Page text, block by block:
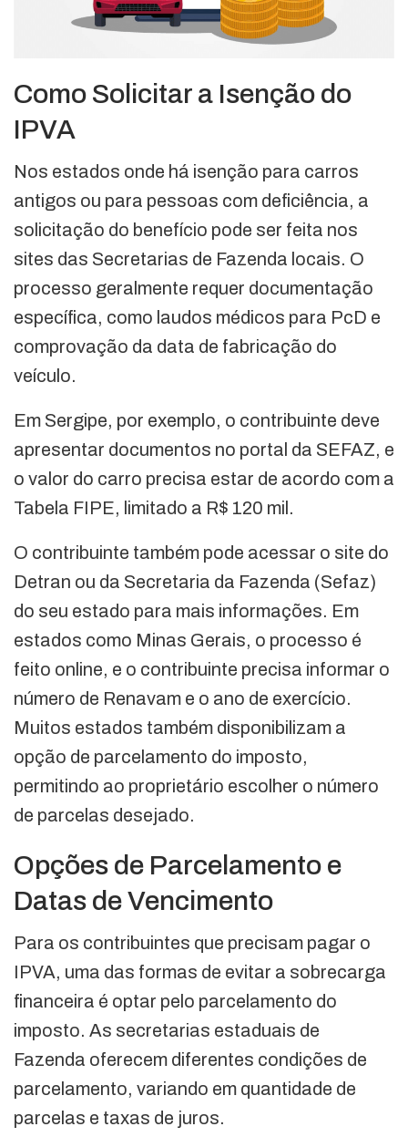
Como Solicitar a Isenção do
IPVA
Nos estados onde há isenção para carros
antigos ou para pessoas com deficiência, a
solicitação do benefício pode ser feita nos
sites das Secretarias de Fazenda locais. O
processo geralmente requer documentação
específica, como laudos médicos para PcD e
comprovação da data de fabricação do
veículo.
Em Sergipe, por exemplo, o contribuinte deve
apresentar documentos no portal da SEFAZ, e
o valor do carro precisa estar de acordo com a
Tabela FIPE, limitado a R$ 120 mil.
O contribuinte também pode acessar o site do
Detran ou da Secretaria da Fazenda (Sefaz)
do seu estado para mais informações. Em
estados como Minas Gerais, o processo é
feito online, e o contribuinte precisa informar o
número de Renavam e o ano de exercício.
Muitos estados também disponibilizam a
opção de parcelamento do imposto,
permitindo ao proprietário escolher o número
de parcelas desejado.
Opções de Parcelamento e
Datas de Vencimento
Para os contribuintes que precisam pagar o
IPVA, uma das formas de evitar a sobrecarga
financeira é optar pelo parcelamento do
imposto. As secretarias estaduais de
Fazenda oferecem diferentes condições de
parcelamento, variando em quantidade de
parcelas e taxas de juros.